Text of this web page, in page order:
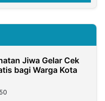
Jiwa Gelar Cek
bagi Warga Kota